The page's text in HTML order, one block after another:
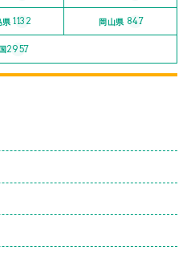
県 1132 岡山県 847
2957